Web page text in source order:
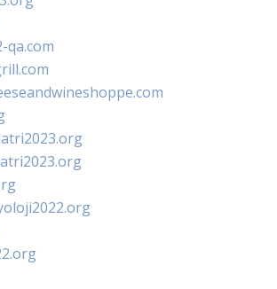
qa.com